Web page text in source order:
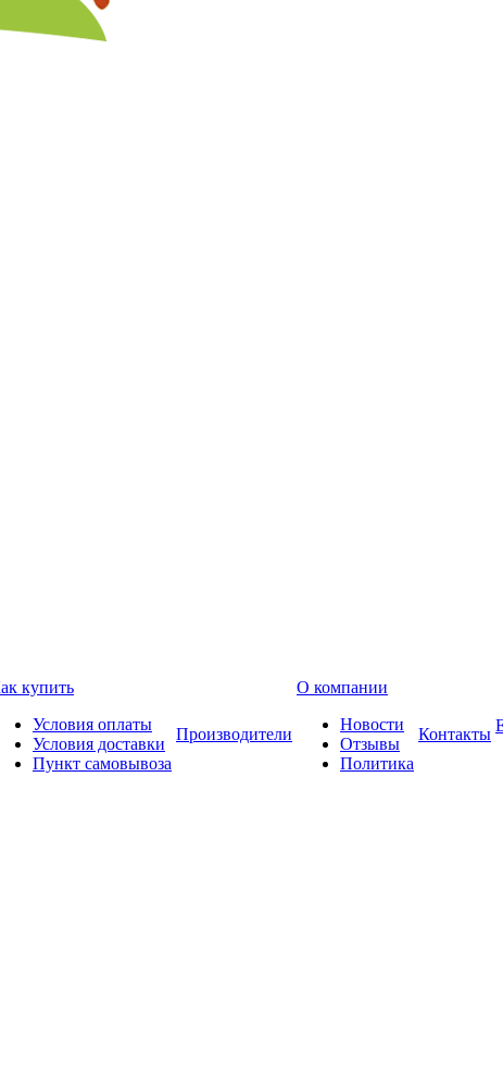
купить
Условия оплаты
Условия доставки
Пункт самовывоза
Производители
О компании
Новости
Отзывы
Политика
Контакты